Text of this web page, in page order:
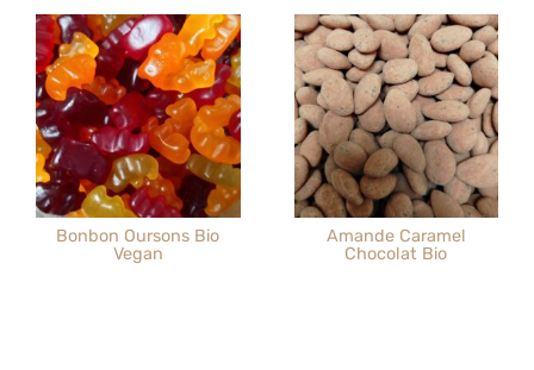
Bonbon Oursons Bio
Vegan
Amande Caramel
Chocolat Bio